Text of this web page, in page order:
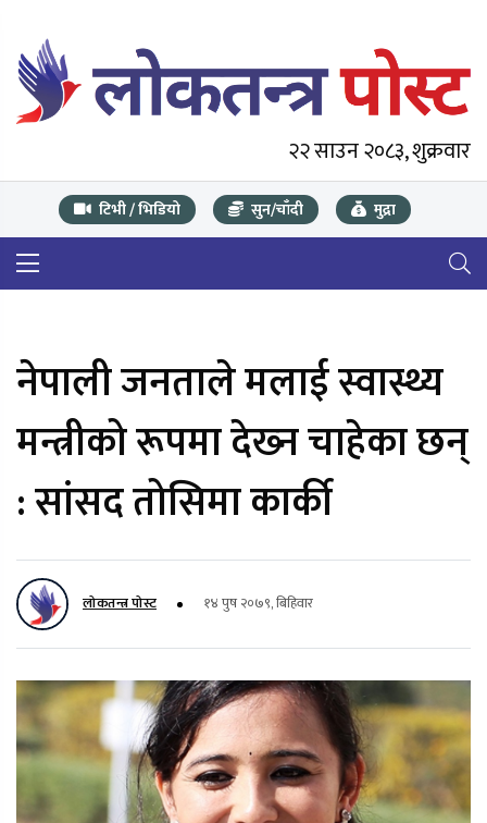
२२ साउन २०८३, शुक्रवार
टिभी / भिडियो सुन/चाँदी मुद्रा
नेपाली जनताले मलाई स्वास्थ्य
मन्त्रीको रूपमा देख्‍न चाहेका छन्
: सांसद तोसिमा कार्की
लोकतन्त्र पोस्ट १४ पुष २०७९, बिहिवार